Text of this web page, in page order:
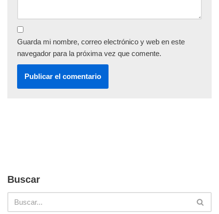
Guarda mi nombre, correo electrónico y web en este
navegador para la próxima vez que comente.
Buscar